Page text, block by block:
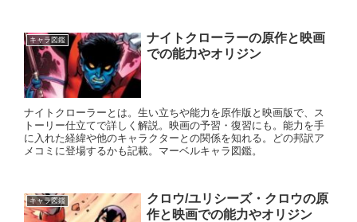
キャラ図鑑
ナイトクローラーの原作と映画
での能力やオリジン
ナイトクローラーとは。生い立ちや能力を原作版と映画版で、ス
トーリー仕立てで詳しく解説。映画の予習・復習にも。能力を手
に入れた経緯や他のキャラクターとの関係を知れる。どの邦訳ア
メコミに登場するかも記載。マーベルキャラ図鑑。
キャラ図鑑
クロウ/ユリシーズ・クロウの原
作と映画での能力やオリジン